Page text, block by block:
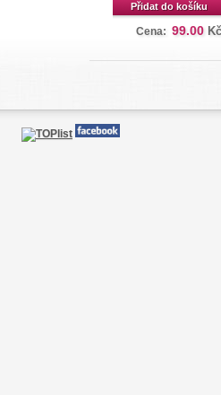
Přidat do košíku
Cena: 99.00 Kč